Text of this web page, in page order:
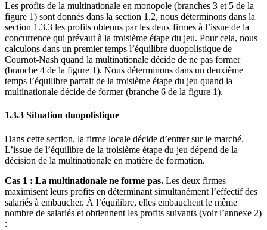
Les profits de la multinationale en monopole (branches 3 et 5 de la
figure 1) sont donnés dans la section 1.2, nous déterminons dans la
section 1.3.3 les profits obtenus par les deux firmes à l’issue de la
concurrence qui prévaut à la troisième étape du jeu. Pour cela, nous
calculons dans un premier temps l’équilibre duopolistique de
Cournot-Nash quand la multinationale décide de ne pas former
(branche 4 de la figure 1). Nous déterminons dans un deuxième
temps l’équilibre parfait de la troisième étape du jeu quand la
multinationale décide de former (branche 6 de la figure 1).
1.3.3 Situation duopolistique
Dans cette section, la firme locale décide d’entrer sur le marché.
L’issue de l’équilibre de la troisième étape du jeu dépend de la
décision de la multinationale en matière de formation.
Cas 1 : La multinationale ne forme pas. Les deux firmes
maximisent leurs profits en déterminant simultanément l’effectif des
salariés à embaucher. À l’équilibre, elles embauchent le même
nombre de salariés et obtiennent les profits suivants (voir l’annexe 2)
: